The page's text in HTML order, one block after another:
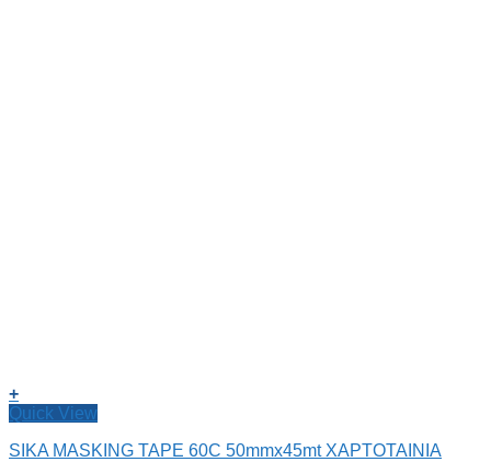
+
Quick View
SIKA MASKING TAPE 60C 50mmx45mt ΧΑΡΤΟΤΑΙΝΙΑ